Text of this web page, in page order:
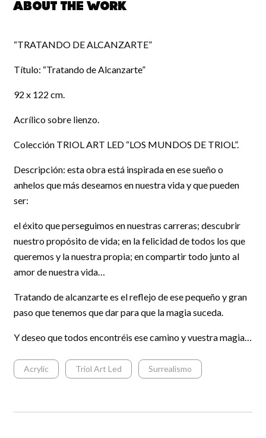
About the work
“TRATANDO DE ALCANZARTE”
Título: “Tratando de Alcanzarte”
92 x 122 cm.
Acrílico sobre lienzo.
Colección TRIOL ART LED “LOS MUNDOS DE TRIOL”.
Descripción: esta obra está inspirada en ese sueño o
anhelos que más deseamos en nuestra vida y que pueden
ser:
el éxito que perseguimos en nuestras carreras; descubrir
nuestro propósito de vida; en la felicidad de todos los que
queremos y la nuestra propia; en compartir todo junto al
amor de nuestra vida…
Tratando de alcanzarte es el reflejo de ese pequeño y gran
paso que tenemos que dar para que la magia suceda.
Y deseo que todos encontréis ese camino y vuestra magia…
Acrylic Triol Art Led Surrealismo